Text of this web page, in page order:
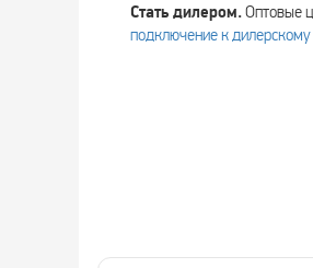
Стать дилером.Оптовые
подключение к дилерскому